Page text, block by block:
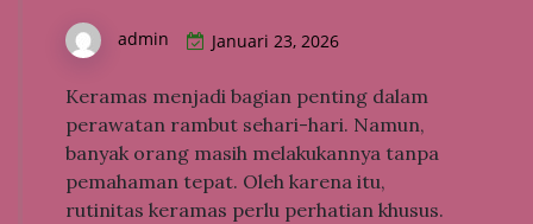
admin Januari 23, 2026
Keramas menjadi bagian penting dalam
perawatan rambut sehari-hari. Namun,
banyak orang masih melakukannya tanpa
pemahaman tepat. Oleh karena itu,
rutinitas keramas perlu perhatian khusus.